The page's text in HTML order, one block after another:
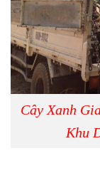
Cây Xanh
Khu